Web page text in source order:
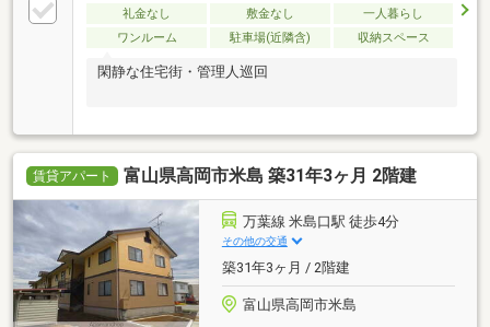
礼金なし 敷金なし
一人暮らし
ワンルーム
駐車場(近隣含) 収納スペース
閑静な住宅街・管理人巡回
賃貸アパート 富山県高岡市米島 築31年3ヶ月 2階建
万葉線 米島口駅 徒歩4分
その他の交通
築31年3ヶ月 / 2階建
富山県高岡市米島